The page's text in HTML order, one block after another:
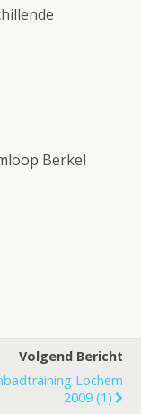
Berkel
Volgend Bericht
Lochem
2009 (1)